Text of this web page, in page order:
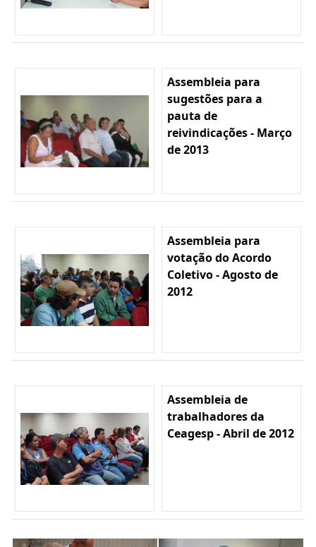
Assembleia para
sugestões para a
pauta de
reivindicações - Março
de 2013
Assembleia para
votação do Acordo
Coletivo - Agosto de
2012
Assembleia de
trabalhadores da
Ceagesp - Abril de 2012